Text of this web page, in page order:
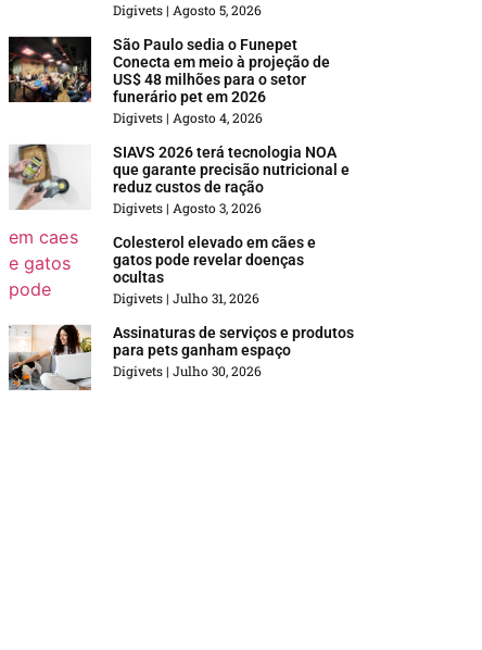
Digivets Agosto 5, 2026
São Paulo sedia o Funepet
Conecta em meio à projeção de
US$ 48 milhões para o setor
funerário pet em 2026
Digivets Agosto 4, 2026
SIAVS 2026 terá tecnologia NOA
que garante precisão nutricional e
reduz custos de ração
Digivets Agosto 3, 2026
Colesterol elevado em cães e
gatos pode revelar doenças
ocultas
Digivets Julho 31, 2026
Assinaturas de serviços e produtos
para pets ganham espaço
Digivets Julho 30, 2026